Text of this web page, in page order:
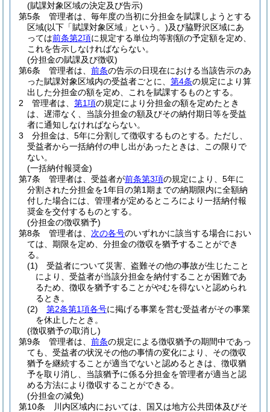
(賦課対象区域の決定及び告示)
第5条
管理者は、毎年度の当初に分担金を賦課しようとする
区域(以下「賦課対象区域」という。)及び脇野沢区域にあ
っては前条第2項に規定する単位均等割額の予定額を定め、
これを告示しなければならない。
(分担金の賦課及び徴収)
第6条
管理者は、 前条の告示の日現在における当該告示のあ
った賦課対象区域内の受益者ごとに、 第4条の規定により算
出した分担金の額を定め、これを賦課するものとする。
2
管理者は、 第1項の規定により分担金の額を定めたとき
は、遅滞なく、当該分担金の額及びその納付期日等を受益
者に通知しなければならない。
3
分担金は、5年に分割して徴収するものとする。 ただし、
受益者から一括納付の申し出があったときは、この限りで
ない。
(一括納付報奨金)
第7条
管理者は、受益者が前条第3項の規定により、5年に
分割された分担金を1年目の第1期までの納期限内に全額納
付した場合には、管理者が定めるところにより一括納付報
奨金を交付するものとする。
(分担金の徴収猶予)
第8条
管理者は、 次の各号のいずれかに該当する場合におい
ては、期限を定め、分担金の徴収を猶予することができ
る。
(1)
受益者について災害、盗難その他の事故が生じたこと
により、受益者が当該分担金を納付することが困難であ
るため、徴収を猶予することがやむを得ないと認められ
るとき。
(2)
第2条第1項各号に掲げる事業を営む受益者がその事業
を休止したとき。
(徴収猶予の取消し)
第9条
管理者は、 前条の規定による徴収猶予の期間中であっ
ても、受益者の状況その他の事情の変化により、その徴収
猶予を継続することが適当でないと認めるときは、徴収猶
予を取り消し、当該猶予に係る分担金を管理者が適当と認
める方法により徴収することができる。
(分担金の減免)
第10条
川内区域内においては、国又は地方公共団体及びそ